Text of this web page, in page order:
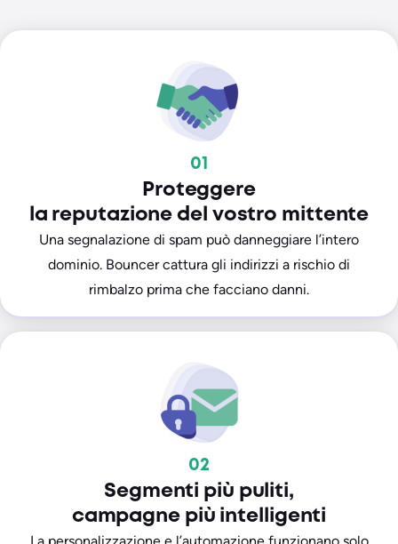
01
Proteggere
la reputazione del vostro mittente
Una segnalazione di spam può danneggiare l’intero
dominio. Bouncer cattura gli indirizzi a rischio di
rimbalzo prima che facciano danni.
02
Segmenti più puliti,
campagne più intelligenti